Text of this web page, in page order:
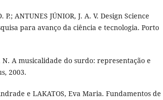
P.; ANTUNES JÚNIOR, J. A. V. Design Science
para avanço da ciência e tecnologia. Porto
N. A musicalidade do surdo: representação e
2003.
e LAKATOS, Eva Maria. Fundamentos de